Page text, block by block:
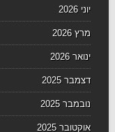
יוני 2026
מרץ 2026
ינואר 2026
דצמבר 2025
נובמבר 2025
אוקטובר 2025